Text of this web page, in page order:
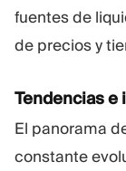
fuentes de
de precios y
Tendencias
El panorama
constante